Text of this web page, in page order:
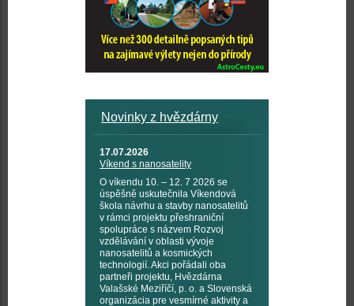
Novinky z hvězdárny
17.07.2026
Víkend s nanosatelity
O víkendu 10. – 12. 7 2026 se
úspěšně uskutečnila Víkendová
škola návrhu a stavby nanosatelitů
v rámci projektu přeshraniční
spolupráce s názvem Rozvoj
vzdělávání v oblasti vývoje
nanosatelitů a kosmických
technologií. Akci pořádali oba
partneři projektu, Hvězdárna
Valašské Meziříčí, p. o. a Slovenská
organizácia pre vesmírné aktivity a